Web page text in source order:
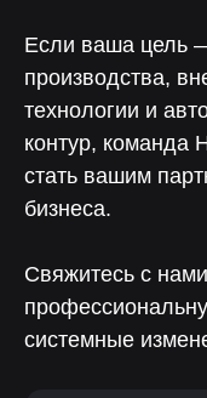
Если ваша цель
производства,
технологии и
контур, команда
стать вашим
бизнеса.
Свяжитесь с
системные